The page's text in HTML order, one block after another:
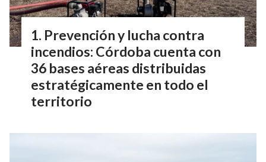
Prevención y lucha contra
incendios: Córdoba cuenta con
36 bases aéreas distribuidas
estratégicamente en todo el
territorio